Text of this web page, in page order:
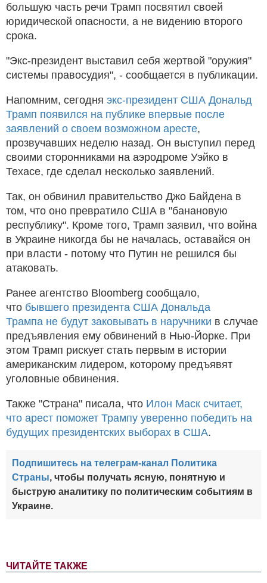
ЧИТАЙТЕ ТАКЖЕ
большую часть речи Трамп посвятил своей
юридической опасности, а не видению второго
срока.
"Экс-президент выставил себя жертвой "оружия"
системы правосудия", - сообщается в публикации.
Напомним, сегодня экс-президент США Дональд
Трамп появился на публике впервые после
заявлений о своем возможном аресте,
прозвучавших неделю назад. Он выступил перед
своими сторонниками на аэродроме Уэйко в
Техасе, где сделал несколько заявлений.
Так, он обвинил правительство Джо Байдена в
том, что оно превратило США в "банановую
республику". Кроме того, Трамп заявил, что война
в Украине никогда бы не началась, оставайся он
при власти - потому что Путин не решился бы
атаковать.
Ранее агентство Bloomberg сообщало,
что бывшего президента США Дональда
Трампа не будут заковывать в наручники в случае
предъявления ему обвинений в Нью-Йорке. При
этом Трамп рискует стать первым в истории
американским лидером, которому предъявят
уголовные обвинения.
Также "Страна" писала, что Илон Маск считает,
что арест поможет Трампу уверенно победить на
будущих президентских выборах в США.
Подпишитесь на телеграм-канал Политика
Страны, чтобы получать ясную, понятную и
быструю аналитику по политическим событиям в
Украине.